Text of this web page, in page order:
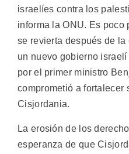
israelíes contra los
informa la ONU. Es poco
se revierta después de
un nuevo gobierno
por el primer ministro
comprometió a fortalecer
Cisjordania.
La erosión de los
esperanza de que